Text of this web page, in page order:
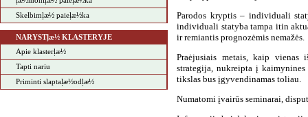
Skelbimļæ½ paieļæ½ka
NARYSTļæ½ KLASTERYJE
Apie klasterļæ½
Tapti nariu
Priminti slaptaļæ½odļæ½
Parodos kryptis – individuali
individuali statyba tampa itin
ir remiantis prognozėmis nemažės.
Praėjusiais metais, kaip vienas
strategija, nukreipta į
tikslas bus įgyvendinamas toliau.
Numatomi įvairūs seminarai,